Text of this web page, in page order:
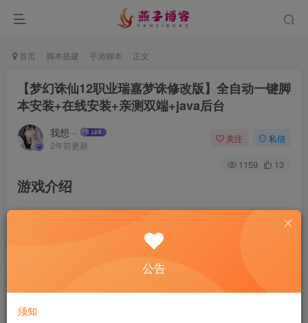
首页 脚本搭建 手游脚本 正文
【梦幻诛仙12职业瑞嘉梦诛修改版】全自动一键脚
本安装+在线安装+亲测双端+java后台
我想···
2年前更新
关注 私信
1159 13
游戏介绍
公告
须知